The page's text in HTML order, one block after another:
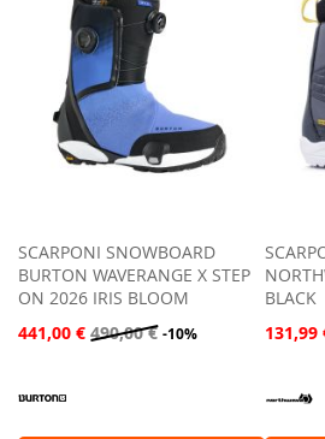
DESIDERI
SCARPONI SNOWBOARD
BURTON WAVERANGE X STEP
ON 2026 IRIS BLOOM
441,00 € 490,00 € -10%
BLACK
131,99